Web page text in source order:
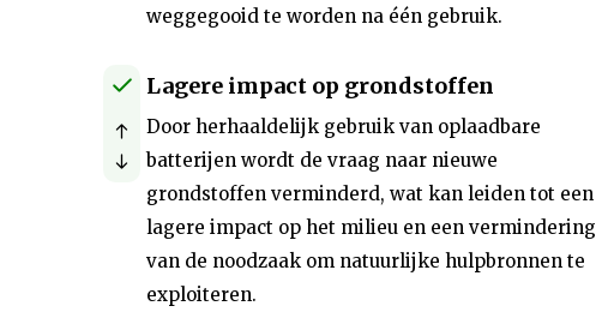
weggegooid te worden na één gebruik.
Lagere impact op grondstoffen
Door herhaaldelijk gebruik van oplaadbare
batterijen wordt de vraag naar nieuwe
grondstoffen verminderd, wat kan leiden tot een
lagere impact op het milieu en een vermindering
van de noodzaak om natuurlijke hulpbronnen te
exploiteren.